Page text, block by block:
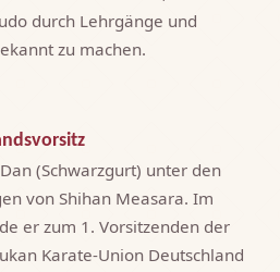
durch Lehrgänge und
zu machen.
(Schwarzgurt) unter den
von Shihan Measara. Im
er zum 1. Vorsitzenden der
Karate-Union Deutschland